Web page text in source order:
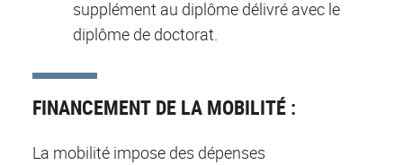
supplément au diplôme délivré avec le
diplôme de doctorat.
FINANCEMENT DE LA MOBILITÉ :
La mobilité impose des dépenses